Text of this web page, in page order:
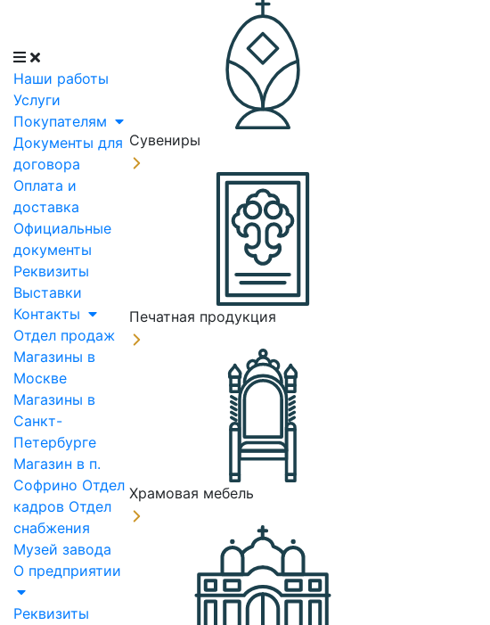
Наши работы
Услуги
Покупателям
Документы для
договора
Оплата и
доставка
Официальные
документы
Реквизиты
Выставки
Контакты
Отдел продаж
Магазины в
Москве
Магазины в
Санкт-
Петербурге
Магазин в п.
Софрино Отдел
кадров Отдел
снабжения
Музей завода
О предприятии
Реквизиты
Сувениры
Печатная продукция
Храмовая мебель